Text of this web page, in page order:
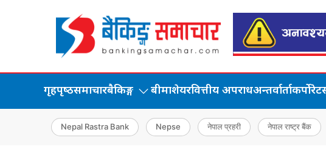
गृहपृष्‍ठसमाचारबैकिङ्ग बीमाशेयरवित्तीय अपराधअन्तर्वार्ताकर्पोरेट
Nepal Rastra Bank Nepse नेपाल प्रहरी नेपाल राष्ट्र बैंक